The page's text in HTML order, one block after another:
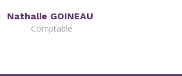
Nathalie GOINEAU
Comptable